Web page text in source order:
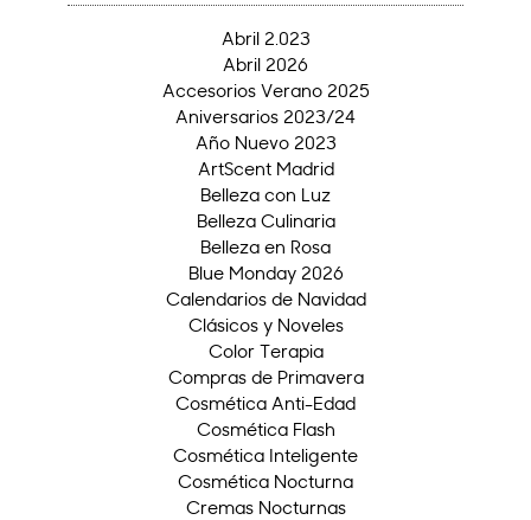
Abril 2.023
Abril 2026
Accesorios Verano 2025
Aniversarios 2023/24
Año Nuevo 2023
ArtScent Madrid
Belleza con Luz
Belleza Culinaria
Belleza en Rosa
Blue Monday 2026
Calendarios de Navidad
Clásicos y Noveles
Color Terapia
Compras de Primavera
Cosmética Anti-Edad
Cosmética Flash
Cosmética Inteligente
Cosmética Nocturna
Cremas Nocturnas